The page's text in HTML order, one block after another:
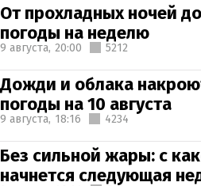
От прохладных ночей
погоды на неделю
9 августа, 20:00 5212
Дожди и облака
погоды на 10 августа
9 августа, 18:16 4234
Без сильной жары: с
начнется следующая